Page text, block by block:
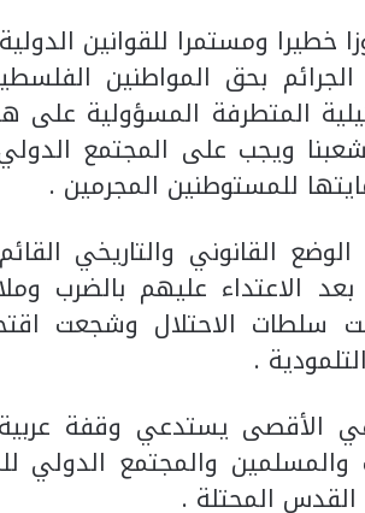
خطيرا ومستمرا للقوانين
بحق المواطنين
المتطرفة المسؤولية على
ويجب على المجتمع
للمستوطنين المجرمين .
القانوني والتاريخي
الاعتداء عليهم بالضرب
الاحتلال وشجعت
.
الأقصى يستدعي وقفة عربية
والمسلمين والمجتمع
المحتلة .